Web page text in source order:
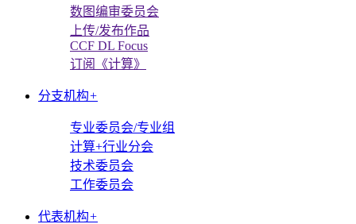
数图编审委员会
上传/发布作品
CCF DL Focus
订阅《计算》
分支机构+
专业委员会/专业组
计算+行业分会
技术委员会
工作委员会
代表机构+